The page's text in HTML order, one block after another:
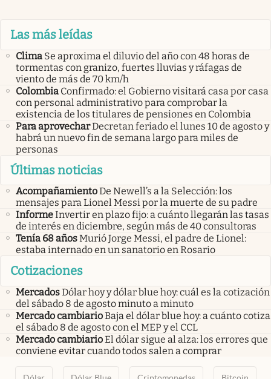
Las más leídas
Clima Se aproxima el diluvio del año con 48 horas de
tormentas con granizo, fuertes lluvias y ráfagas de
viento de más de 70 km/h
Colombia Confirmado: el Gobierno visitará casa por casa
con personal administrativo para comprobar la
existencia de los titulares de pensiones en Colombia
Para aprovecharDecretan feriado el lunes 10 de agosto y
habrá un nuevo fin de semana largo para miles de
personas
Últimas noticias
AcompañamientoDe Newell’s a la Selección: los
mensajes para Lionel Messi por la muerte de su padre
InformeInvertir en plazo fijo: a cuánto llegarán las tasas
de interés en diciembre, según más de 40 consultoras
Tenía 68 añosMurió Jorge Messi, el padre de Lionel:
estaba internado en un sanatorio en Rosario
Cotizaciones
MercadosDólar hoy y dólar blue hoy: cuál es la cotización
del sábado 8 de agosto minuto a minuto
Mercado cambiarioBaja el dólar blue hoy: a cuánto cotiza
el sábado 8 de agosto con el MEP y el CCL
Mercado cambiarioEl dólar sigue al alza: los errores que
conviene evitar cuando todos salen a comprar